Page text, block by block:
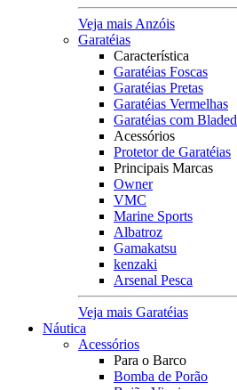
Veja mais Anzóis
Garatéias
Característica
Garatéias Foscas
Garatéias Pretas
Garatéias Vermelhas
Garatéias com Bladed
Acessórios
Protetor de Garatéias
Principais Marcas
Owner
VMC
Marine Sports
Albatroz
Gamakatsu
kenzaki
Arsenal Pesca
Veja mais Garatéias
Náutica
Acessórios
Para o Barco
Bomba de Porão